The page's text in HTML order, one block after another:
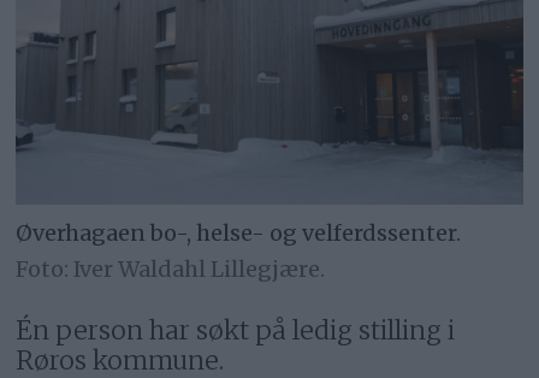
Øverhagaen bo-, helse- og velferdssenter.
Iver Waldahl Lillegjære.
Én person har søkt på ledig stilling i
Røros kommune.